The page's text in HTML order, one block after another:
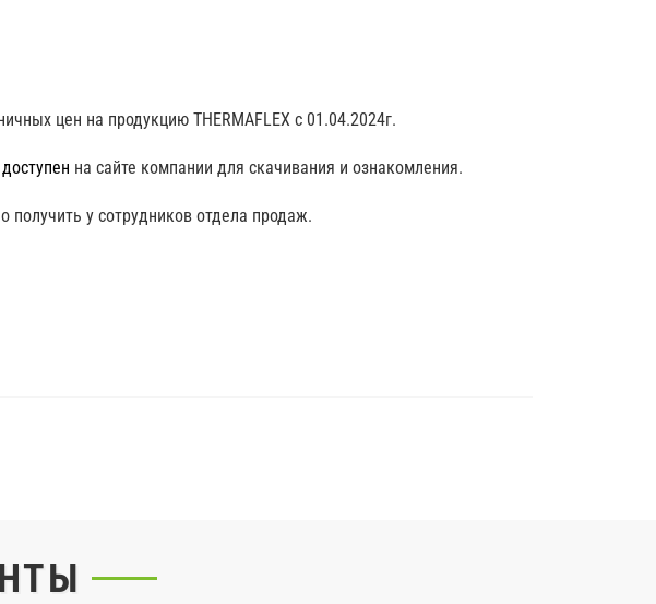
цен на продукцию THERMAFLEX c 01.04.2024г.
доступен на сайте компании для скачивания и ознакомления.
у сотрудников отдела продаж.